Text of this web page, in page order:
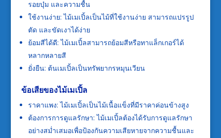
รอยบุ๋ม และความชื้น
ใช้งานง่าย: ไม้เมเปิ้ลเป็นไม้ที่ใช้งานง่าย สามารถแปรรูป
ตัด และขัดเงาได้ง่าย
ย้อมสีได้ดี: ไม้เมเปิ้ลสามารถย้อมสีหรือทาแล็กเกอร์ได้
หลากหลายสี
ยั่งยืน: ต้นเมเปิ้ลเป็นทรัพยากรหมุนเวียน
ข้อเสียของไม้เมเปิ้ล
ราคาแพง: ไม้เมเปิ้ลเป็นไม้เนื้อแข็งที่มีราคาค่อนข้างสูง
ต้องการการดูแลรักษา: ไม้เมเปิ้ลต้องได้รับการดูแลรักษา
อย่างสม่ำเสมอเพื่อป้องกันความเสียหายจากความชื้นและ